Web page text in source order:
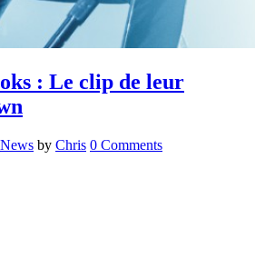
: Le clip de leur
News by Chris 0 Comments